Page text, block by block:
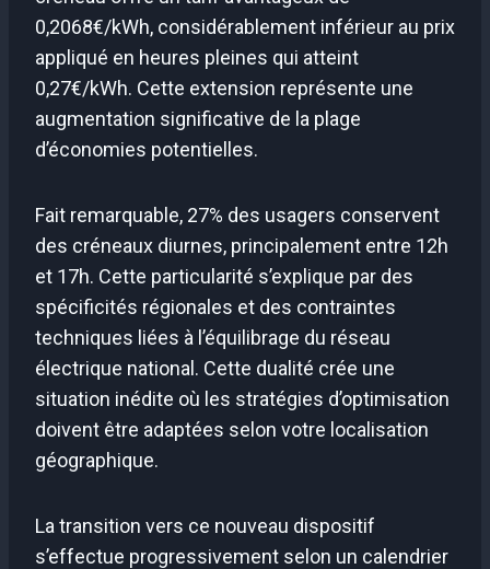
0,2068€/kWh, considérablement inférieur au prix
appliqué en heures pleines qui atteint
0,27€/kWh. Cette extension représente une
augmentation significative de la plage
d’économies potentielles.
Fait remarquable, 27% des usagers conservent
des créneaux diurnes, principalement entre 12h
et 17h. Cette particularité s’explique par des
spécificités régionales et des contraintes
techniques liées à l’équilibrage du réseau
électrique national. Cette dualité crée une
situation inédite où les stratégies d’optimisation
doivent être adaptées selon votre localisation
géographique.
La transition vers ce nouveau dispositif
s’effectue progressivement selon un calendrier